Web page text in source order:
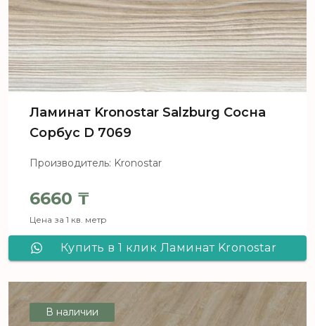
Ламинат Kronostar Salzburg Сосна
Сорбус D 7069
Производитель: Kronostar
6660 ₸
Цена за 1 кв. метр
Купить в 1 клик Ламинат Kronostar
В наличии